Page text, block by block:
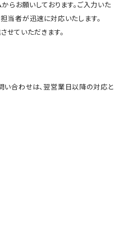
らお願いしております。ご入力いた
当者が迅速に対応いたします。
せていただきます。
い合わせは、翌営業日以降の対応と